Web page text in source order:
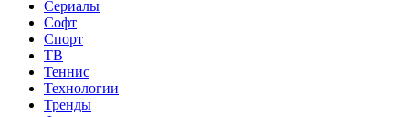
Сериалы
Софт
Спорт
ТВ
Теннис
Технологии
Тренды